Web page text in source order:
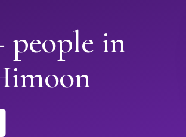
people in